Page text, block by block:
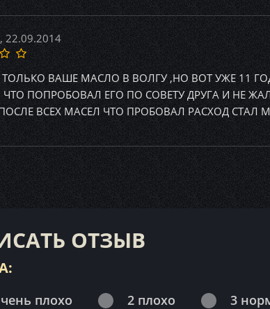
, 22.09.2014
ВАШЕ МАСЛО В ВОЛГУ ,НО ВОТ УЖЕ 11
ПОПРОБОВАЛ ЕГО ПО СОВЕТУ ДРУГА И НЕ
ВСЕХ МАСЕЛ ЧТО ПРОБОВАЛ РАСХОД СТАЛ
ОТЗЫВ
плохо 2 плохо 3